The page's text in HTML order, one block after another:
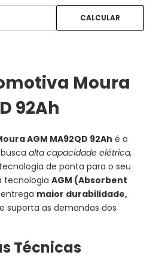
CALCULAR
Moura
92Ah
AGM MA92QD 92Ah é a
alta capacidade elétrica,
de ponta para o seu
tecnologia AGM (Absorbent
maior durabilidade,
e suporta as demandas dos
Técnicas